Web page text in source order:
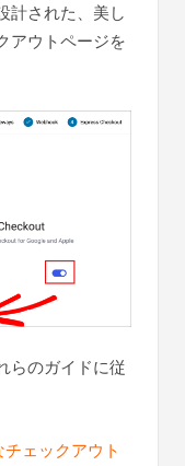
計された、美し
アウトページを
らのガイドに従
ェックアウト